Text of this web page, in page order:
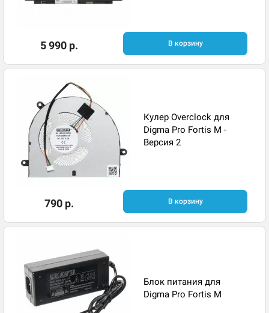
5 990 р. В корзину
Кулер Overclock для
Digma Pro Fortis M -
Версия 2
790 р. В корзину
Блок питания для
Digma Pro Fortis M